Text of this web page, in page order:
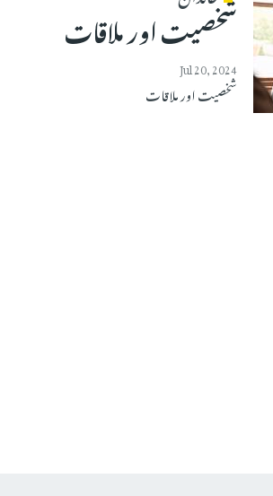
شخصیت اور ملاقات
Jul 20, 2024
شخصیت اور ملاقات